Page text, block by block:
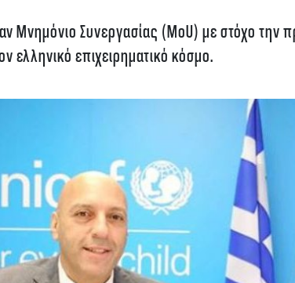
Μνημόνιο Συνεργασίας (MoU) με στόχο
ελληνικό επιχειρηματικό κόσμο.